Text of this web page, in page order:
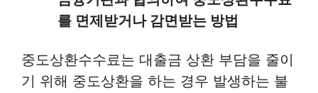
를 면제받거나 감면받는 방법
중도상환수수료는 대출금 상환 부담을 줄이
기 위해 중도상환을 하는 경우 발생하는 불